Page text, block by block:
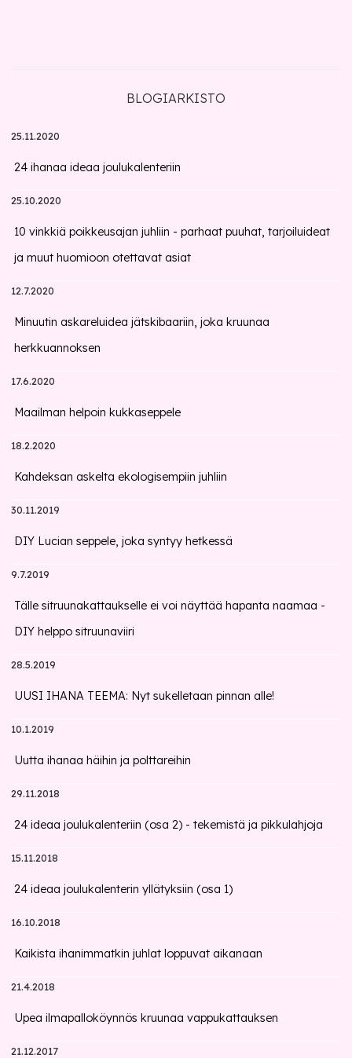
BLOGIARKISTO
25.11.2020
24 ihanaa ideaa joulukalenteriin
25.10.2020
10 vinkkiä poikkeusajan juhliin - parhaat puuhat, tarjoiluideat
ja muut huomioon otettavat asiat
12.7.2020
Minuutin askareluidea jätskibaariin, joka kruunaa
herkkuannoksen
17.6.2020
Maailman helpoin kukkaseppele
18.2.2020
Kahdeksan askelta ekologisempiin juhliin
30.11.2019
DIY Lucian seppele, joka syntyy hetkessä
9.7.2019
Tälle sitruunakattaukselle ei voi näyttää hapanta naamaa -
DIY helppo sitruunaviiri
28.5.2019
UUSI IHANA TEEMA: Nyt sukelletaan pinnan alle!
10.1.2019
Uutta ihanaa häihin ja polttareihin
29.11.2018
24 ideaa joulukalenteriin (osa 2) - tekemistä ja pikkulahjoja
15.11.2018
24 ideaa joulukalenterin yllätyksiin (osa 1)
16.10.2018
Kaikista ihanimmatkin juhlat loppuvat aikanaan
21.4.2018
Upea ilmapalloköynnös kruunaa vappukattauksen
21.12.2017